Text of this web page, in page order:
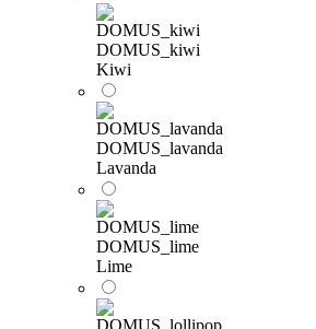
DOMUS_kiwi
Kiwi
DOMUS_lavanda
Lavanda
DOMUS_lime
Lime